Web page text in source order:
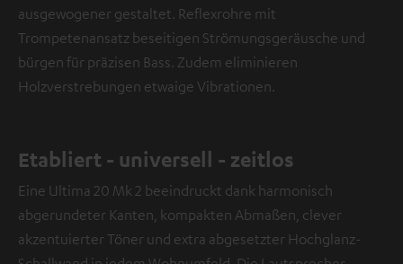
ausgewogener gestaltet. Reflexrohre mit
Trompetenansatz beseitigen Strömungsgeräusche und
bürgen für präzisen Bass. Zudem eliminieren
Holzverstrebungen etwaige Vibrationen.
Etabliert - universell - zeitlos
Eine Ultima 20 Mk 2 beeindruckt dank harmonisch
abgerundeter Kanten, kompakten Abmaßen, clever
akzentuierter Töner und extra abgesetzter Hochglanz-